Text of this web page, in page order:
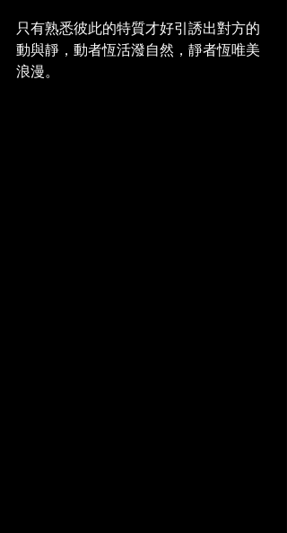
只有熟悉彼此的特質才好引誘出對方的
動與靜，動者恆活潑自然，靜者恆唯美
浪漫。